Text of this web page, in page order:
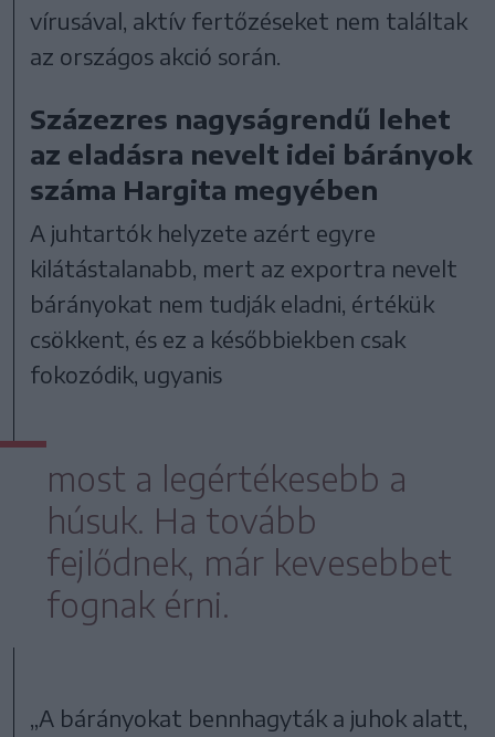
vírusával, aktív fertőzéseket nem találtak
az országos akció során.
Százezres nagyságrendű lehet
az eladásra nevelt idei bárányok
száma Hargita megyében
A juhtartók helyzete azért egyre
kilátástalanabb, mert az exportra nevelt
bárányokat nem tudják eladni, értékük
csökkent, és ez a későbbiekben csak
fokozódik, ugyanis
most a legértékesebb a
húsuk. Ha tovább
fejlődnek, már kevesebbet
fognak érni.
„A bárányokat bennhagyták a juhok alatt,